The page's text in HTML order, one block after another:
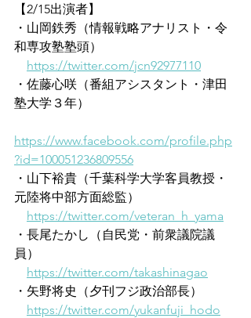
【2/15出演者】
・山岡鉄秀（情報戦略アナリスト・令
和専攻塾塾頭）
https://twitter.com/jcn92977110
・佐藤心咲（番組アシスタント・津田
塾大学３年）
https://www.facebook.com/profile.php
?id=100051236809556
・山下裕貴（千葉科学大学客員教授・
元陸将中部方面総監）
https://twitter.com/veteran_h_yama
・長尾たかし（自民党・前衆議院議
員）
https://twitter.com/takashinagao
・矢野将史（夕刊フジ政治部長）
https://twitter.com/yukanfuji_hodo